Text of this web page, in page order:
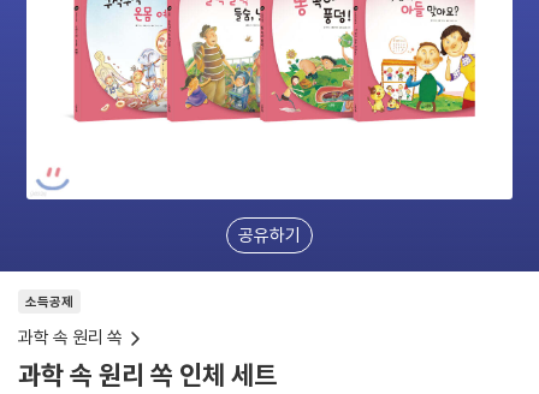
공유하기
소득공제
과학 속 원리 쏙
과학 속 원리 쏙 인체 세트